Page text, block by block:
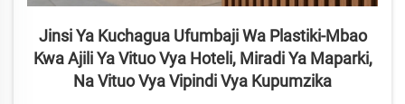
Jinsi Ya Kuchagua Ufumbaji Wa Plastiki-Mbao
Kwa Ajili Ya Vituo Vya Hoteli, Miradi Ya Maparki,
Na Vituo Vya Vipindi Vya Kupumzika